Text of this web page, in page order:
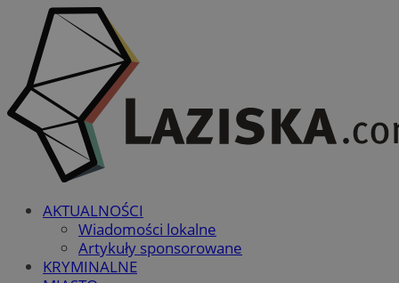
AKTUALNOŚCI
Wiadomości lokalne
Artykuły sponsorowane
KRYMINALNE